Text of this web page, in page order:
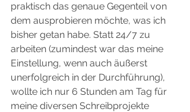
praktisch das genaue Gegenteil von
dem ausprobieren möchte, was ich
bisher getan habe. Statt 24/7 zu
arbeiten (zumindest war das meine
Einstellung, wenn auch äußerst
unerfolgreich in der Durchführung),
wollte ich nur 6 Stunden am Tag für
meine diversen Schreibprojekte